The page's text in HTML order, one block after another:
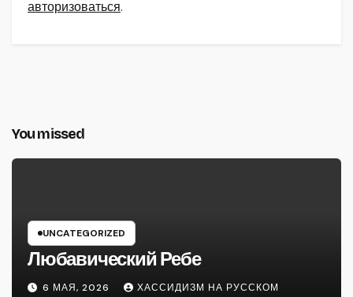
авторизоваться.
You missed
UNCATEGORIZED
Любавический Ребе
6 МАЯ, 2026 ХАССИДИЗМ НА РУССКОМ